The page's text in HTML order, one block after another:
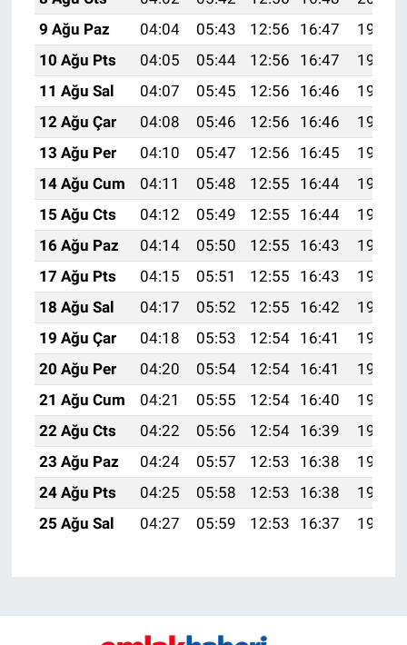
9 Ağu Paz
04:04 05:43 12:56 16:47
19:59
10 Ağu Pts
04:05 05:44 12:56 16:47
19:58
11 Ağu Sal
04:07 05:45 12:56 16:46
19:57
12 Ağu Çar
04:08 05:46 12:56 16:46
19:56
13 Ağu Per
04:10 05:47 12:56 16:45
19:54
14 Ağu Cum
04:11 05:48 12:55 16:44
19:53
15 Ağu Cts
04:12 05:49 12:55 16:44
19:52
16 Ağu Paz
04:14 05:50 12:55 16:43
19:50
17 Ağu Pts
04:15 05:51 12:55 16:43
19:49
18 Ağu Sal
04:17 05:52 12:55 16:42
19:47
19 Ağu Çar
04:18 05:53 12:54 16:41
19:46
20 Ağu Per
04:20 05:54 12:54 16:41
19:44
21 Ağu Cum
04:21 05:55 12:54 16:40
19:43
22 Ağu Cts
04:22 05:56 12:54 16:39
19:42
23 Ağu Paz
04:24 05:57 12:53 16:38
19:40
24 Ağu Pts
04:25 05:58 12:53 16:38
19:39
25 Ağu Sal
04:27 05:59 12:53 16:37 19:37